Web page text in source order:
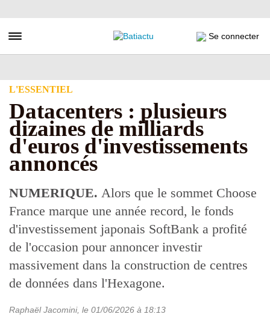
au
principal
Toggle navigation Se connecter
L'ESSENTIEL
Datacenters : plusieurs
dizaines de milliards
d'euros d'investissements
annoncés
NUMERIQUE. Alors que le sommet Choose
France marque une année record, le fonds
d'investissement japonais SoftBank a profité
de l'occasion pour annoncer investir
massivement dans la construction de centres
de données dans l'Hexagone.
Raphaël Jacomini, le 01/06/2026 à 18:13